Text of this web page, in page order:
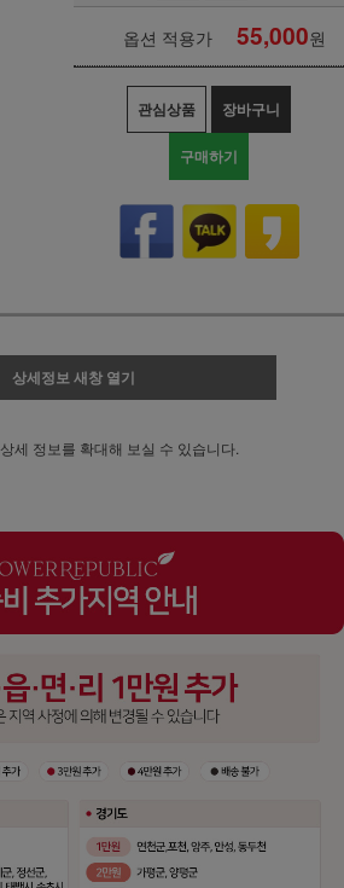
옵션 적용가 55,000원
관심상품 장바구니
구매하기
상세정보 새창 열기
상세 정보를 확대해 보실 수 있습니다.